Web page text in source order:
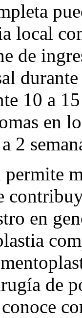
local
de
10 a
en
2
permite
en
de